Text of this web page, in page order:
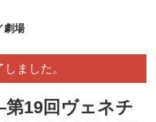
劇場
ました。
19回ヴェネチ